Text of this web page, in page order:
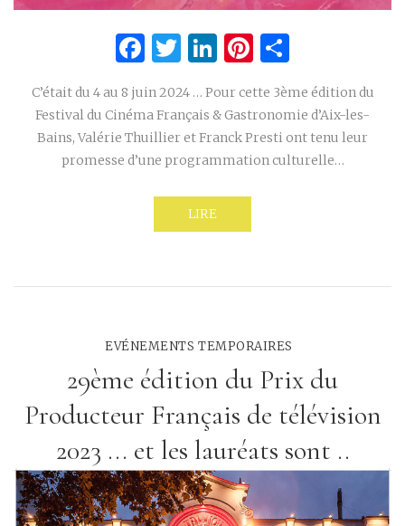
Facebook
Twitter
LinkedIn
Pinterest
C’était du 4 au 8 juin 2024 … Pour cette 3ème édition du
Festival du Cinéma Français & Gastronomie d’Aix-les-
Bains, Valérie Thuillier et Franck Presti ont tenu leur
promesse d’une programmation culturelle…
LIRE
EVÉNEMENTS TEMPORAIRES
29ème édition du Prix du
Producteur Français de télévision
2023 ... et les lauréats sont ..